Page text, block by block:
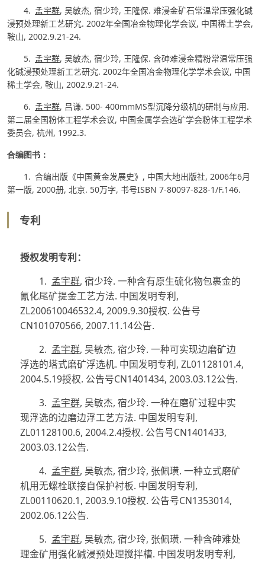
4. 孟宇群, 吴敏杰, 宿少玲, 王隆保. 难浸金矿石常温常压强化碱
浸预处理新工艺研究. 2002年全国冶金物理化学会议, 中国稀土学会,
鞍山, 2002.9.21-24.
5. 孟宇群, 吴敏杰, 宿少玲, 王隆保. 含砷难浸金精粉常温常压强
化碱浸预处理新工艺研究. 2002年全国冶金物理化学学术会议, 中国
稀土学会, 鞍山, 2002.9.21-24.
6. 孟宇群, 吕谦. 500- 400mmMS型沉降分级机的研制与应用.
第二届全国粉体工程学术会议, 中国金属学会选矿学会粉体工程学术
委员会, 杭州, 1992.3.
合编图书：
1. 合编出版《中国黄金发展史》 , 中国大地出版社, 2006年6月
第一版, 2000册, 北京. 50万字, 书号ISBN 7-80097-828-1/F.146.
专利
授权发明专利：
1. 孟宇群, 宿少玲. 一种含有原生硫化物包裹金的
氰化尾矿提金工艺方法. 中国发明专利,
ZL200610046532.4, 2009.9.30授权. 公告号
CN101070566, 2007.11.14公告.
2. 孟宇群, 吴敏杰, 宿少玲. 一种可实现边磨矿边
浮选的塔式磨矿浮选机. 中国发明专利, ZL01128101.4,
2004.5.19授权. 公告号CN1401434, 2003.03.12公告.
3. 孟宇群, 吴敏杰, 宿少玲. 一种在磨矿过程中实
现浮选的边磨边浮工艺方法. 中国发明专利,
ZL01128100.6, 2004.2.4授权. 公告号CN1401433,
2003.03.12公告.
4. 孟宇群, 吴敏杰, 宿少玲, 张佩璜. 一种立式磨矿
机用无螺栓联接自保护衬板. 中国发明专利,
ZL00110620.1, 2003.9.10授权. 公告号CN1353014,
2002.06.12公告.
5. 孟宇群, 吴敏杰, 宿少玲, 张佩璜. 一种含砷难处
理金矿用强化碱浸预处理搅拌槽. 中国发明发明专利,